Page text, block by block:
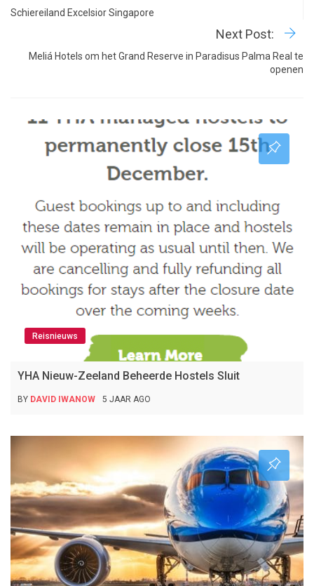
Schiereiland Excelsior Singapore
Next Post:
Meliá Hotels om het Grand Reserve in Paradisus Palma Real te
openen
Reisnieuws
YHA Nieuw-Zeeland Beheerde Hostels Sluit
BY DAVID IWANOW 5 JAAR AGO